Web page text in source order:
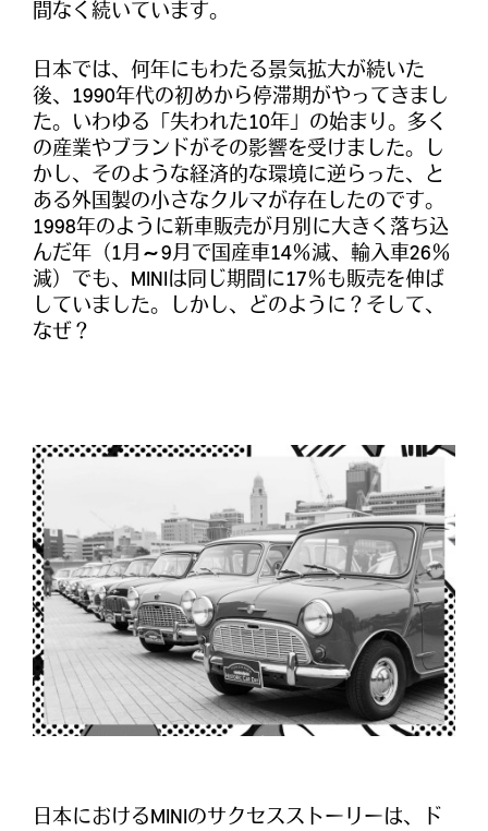
間なく続いています。
日本では、何年にもわたる景気拡大が続いた
後、1990年代の初めから停滞期がやってきまし
た。いわゆる「失われた10年」の始まり。多く
の産業やブランドがその影響を受けました。し
かし、そのような経済的な環境に逆らった、と
ある外国製の小さなクルマが存在したのです。
1998年のように新車販売が月別に大きく落ち込
んだ年（1月～9月で国産車14％減、輸入車26％
減）でも、MINIは同じ期間に17％も販売を伸ば
していました。しかし、どのように？そして、
なぜ？
日本におけるMINIのサクセスストーリーは、ド